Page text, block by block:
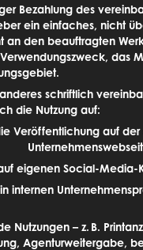
Bezahlung des
ein einfaches, nicht
an den beauftragten
das
schriftlich
die Nutzung auf:
Veröffentlichung auf
eigenen Social-Media-
internen
Nutzungen – z. B.
Agenturweitergabe,